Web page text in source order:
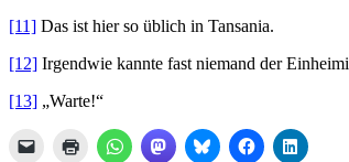
[11] Das ist hier so üblich in Tansania.
[12] Irgendwie kannte fast niemand der
[13] „Warte!“